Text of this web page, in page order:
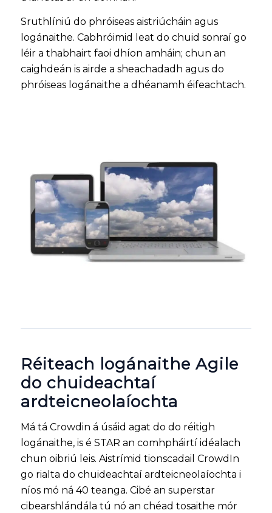
Sruthlíniú do phróiseas aistriúcháin agus
logánaithe. Cabhróimid leat do chuid sonraí go
léir a thabhairt faoi dhíon amháin; chun an
caighdeán is airde a sheachadadh agus do
phróiseas logánaithe a dhéanamh éifeachtach.
Réiteach logánaithe Agile
do chuideachtaí
ardteicneolaíochta
Má tá Crowdin á úsáid agat do do réitigh
logánaithe, is é STAR an comhpháirtí idéalach
chun oibriú leis. Aistrímid tionscadail CrowdIn
go rialta do chuideachtaí ardteicneolaíochta i
níos mó ná 40 teanga. Cibé an superstar
cibearshlándála tú nó an chéad tosaithe mór